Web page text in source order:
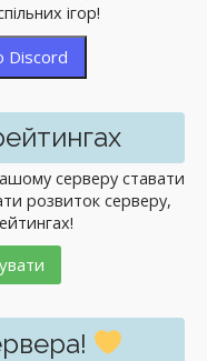
ігор!
Discord
серверу ставати
розвиток серверу,